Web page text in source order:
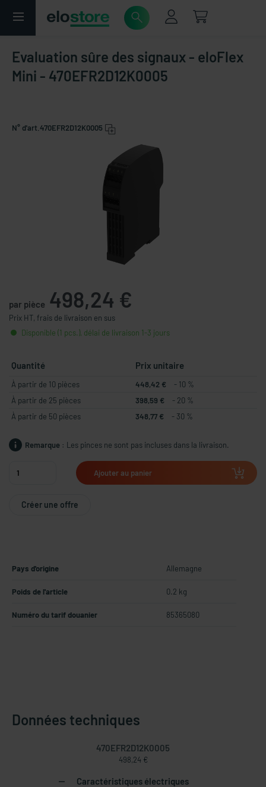
Evaluation sûre des signaux - eloFlex
Mini - 470EFR2D12K0005
N° d'art. 470EFR2D12K0005
par pièce 498,24 €
Prix HT, frais de livraison en sus
Disponible (1 pcs.), délai de livraison 1-3 jours
Quantité Prix unitaire
À partir de 10 pièces 448,42 €
- 10 %
À partir de 25 pièces
398,59 €
- 20 %
À partir de 50 pièces
348,77 € - 30 %
Remarque : Les pinces ne sont pas incluses dans la livraison.
Ajouter au panier
Créer une offre
Pays d'origine Allemagne
Poids de l'article 0.2 kg
Numéro du tarif douanier 85365080
Données techniques
470EFR2D12K0005
498,24 €
Caractéristiques électriques